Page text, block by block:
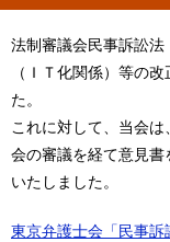
法制審議会民事訴訟
（ＩＴ化関係）等の
た。
これに対して、当会
会の審議を経て意見
いたしました。
東京弁護士会「民事